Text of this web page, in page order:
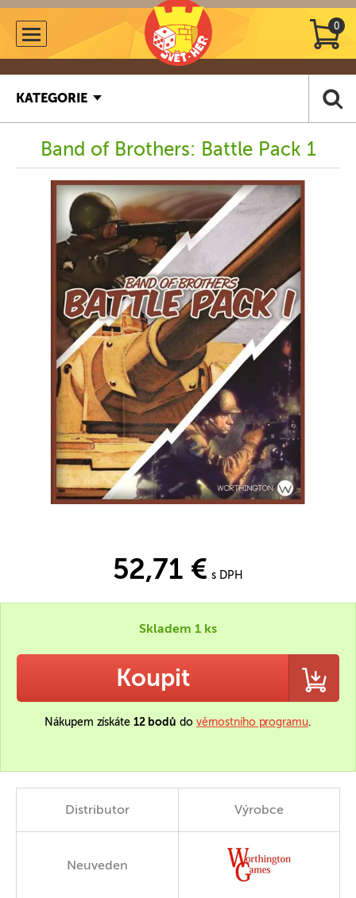
0
KATEGORIE
Band of Brothers: Battle Pack 1
52,71 € s DPH
Skladem 1 ks
Koupit
Nákupem získáte 12 bodů do věrnostního programu.
Distributor Výrobce
Neuveden